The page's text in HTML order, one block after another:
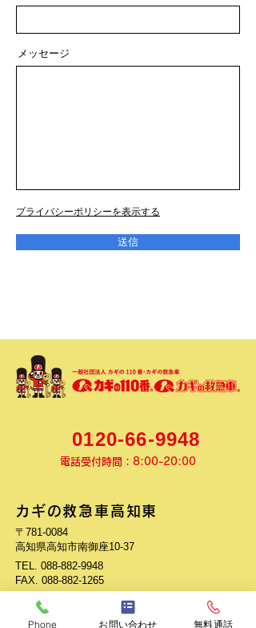
メッセージ
​プライバシーポリシーを表示する
送信
0120-66-9948
電話受付時間：8:00-20:00
カギの救急車高知東
〒781-0084
高知県高知市南御座10-37
TEL. 088-882-9948
FAX. 088-882-1265
​【店舗営業時間】
​平日 9:00-19:00
Phone お問い合わせ 無料通話